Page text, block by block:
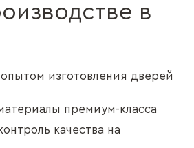
в
изготовления дверей
премиум-класса
качества на